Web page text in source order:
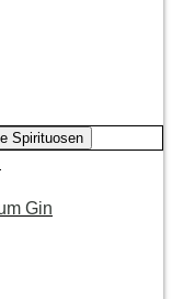
Spirituosen
Gin